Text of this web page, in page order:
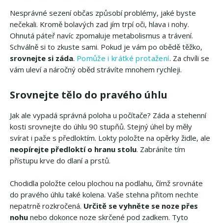
Nesprávné sezení občas způsobí problémy, jaké byste
nečekali. Kromě bolavých zad jím trpí oči, hlava i nohy.
Ohnutá páteř navíc zpomaluje metabolismus a trávení.
Schválně si to zkuste sami. Pokud je vám po obědě těžko,
srovnejte si záda. Pomůže i krátké protažení. Za chvíli se
vám uleví a náročný oběd strávíte mnohem rychleji.
Srovnejte tělo do pravého úhlu
Jak ale vypadá správná poloha u počítače? Záda a stehenní
kosti srovnejte do úhlu 90 stupňů. Stejný úhel by měly
svírat i paže s předloktím. Lokty položte na opěrky židle, ale
neopírejte předloktí o hranu stolu. Zabráníte tím
přístupu krve do dlaní a prstů.
Chodidla položte celou plochou na podlahu, čímž srovnáte
do pravého úhlu také kolena. Vaše stehna přitom nechte
nepatrně rozkročená. Určitě se vyhněte se noze přes
nohu nebo dokonce noze skrčené pod zadkem. Tyto